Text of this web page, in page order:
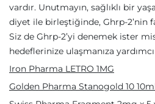
vardır. Unutmayın, sağlıklı bir
diyet ile birleştiğinde, Ghrp-2’nin
Siz de Ghrp-2’yi denemek ister
hedeflerinize ulaşmanıza
Iron Pharma LETRO 1MG
Golden Pharma Stanogold 10